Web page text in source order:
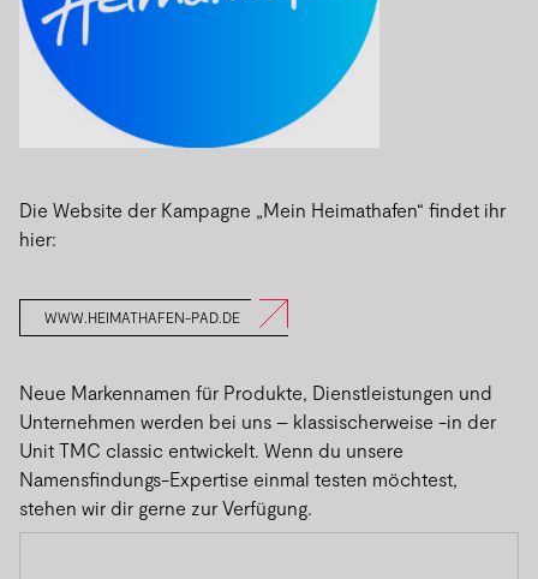
Die Website der Kampagne „Mein Heimathafen“ findet ihr
hier:
WWW.HEIMATHAFEN-PAD.DE
Neue Markennamen für Produkte, Dienstleistungen und
Unternehmen werden bei uns – klassischerweise -in der
Unit TMC classic entwickelt. Wenn du unsere
Namensfindungs-Expertise einmal testen möchtest,
stehen wir dir gerne zur Verfügung.